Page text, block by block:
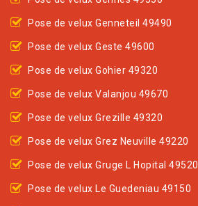
Pose de velux Genneteil 49490
Pose de velux Geste 49600
Pose de velux Gohier 49320
Pose de velux Valanjou 49670
Pose de velux Grezille 49320
Pose de velux Grez Neuville 49220
Pose de velux Gruge L Hopital 49520
Pose de velux Le Guedeniau 49150